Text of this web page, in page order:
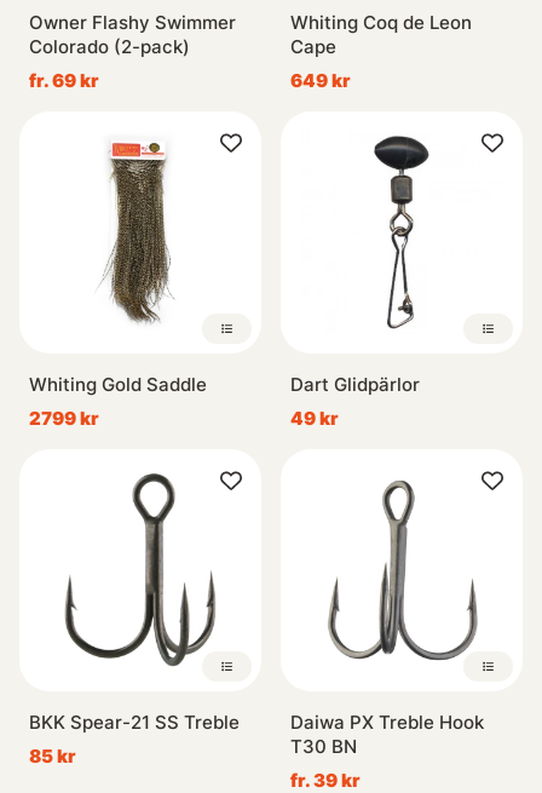
Owner Flashy Swimmer
Colorado (2-pack)
fr. 69 kr
Whiting Coq de Leon
Cape
649 kr
Whiting Gold Saddle
2799 kr
Dart Glidpärlor
49 kr
BKK Spear-21 SS Treble
85 kr
Daiwa PX Treble Hook
T30 BN
fr. 39 kr